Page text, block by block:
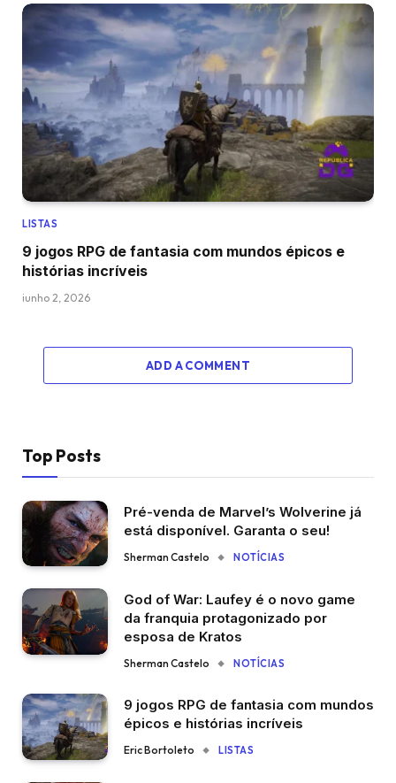
LISTAS
9 jogos RPG de fantasia com mundos épicos e
histórias incríveis
junho 2, 2026
ADD A COMMENT
Top Posts
Pré-venda de Marvel’s Wolverine já
está disponível. Garanta o seu!
Sherman Castelo NOTÍCIAS
God of War: Laufey é o novo game
da franquia protagonizado por
esposa de Kratos
Sherman Castelo NOTÍCIAS
9 jogos RPG de fantasia com mundos
épicos e histórias incríveis
Eric Bortoleto LISTAS